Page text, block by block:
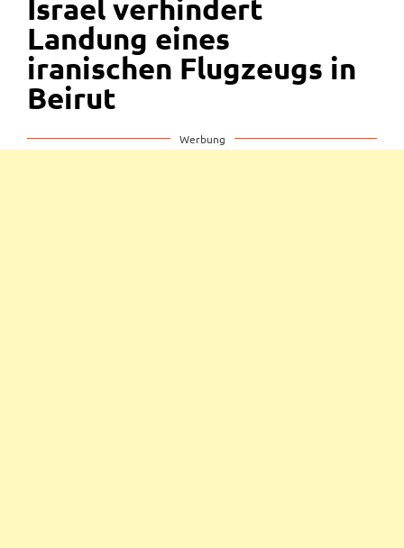
Israel verhindert
Landung eines
iranischen Flugzeugs in
Beirut
Werbung